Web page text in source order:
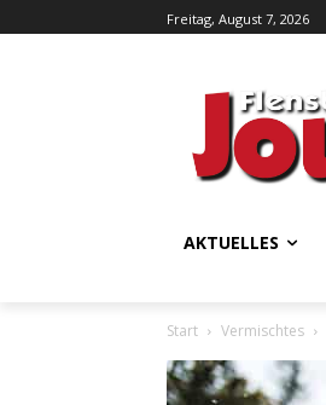
Freitag, August 7, 2026
AKTUELLES
Start Vermischtes